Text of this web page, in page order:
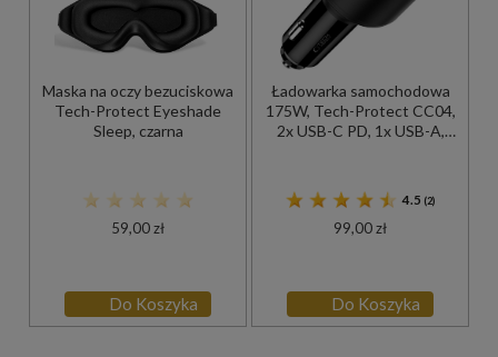
Maska na oczy bezuciskowa
Tech-Protect Eyeshade
Sleep, czarna
59,00 zł
Do Koszyka
Ładowarka samochodowa
175W, Tech-Protect CC04,
2x USB-C PD, 1x USB-A,
4.5 (2)
99,00 zł
Do Koszyka